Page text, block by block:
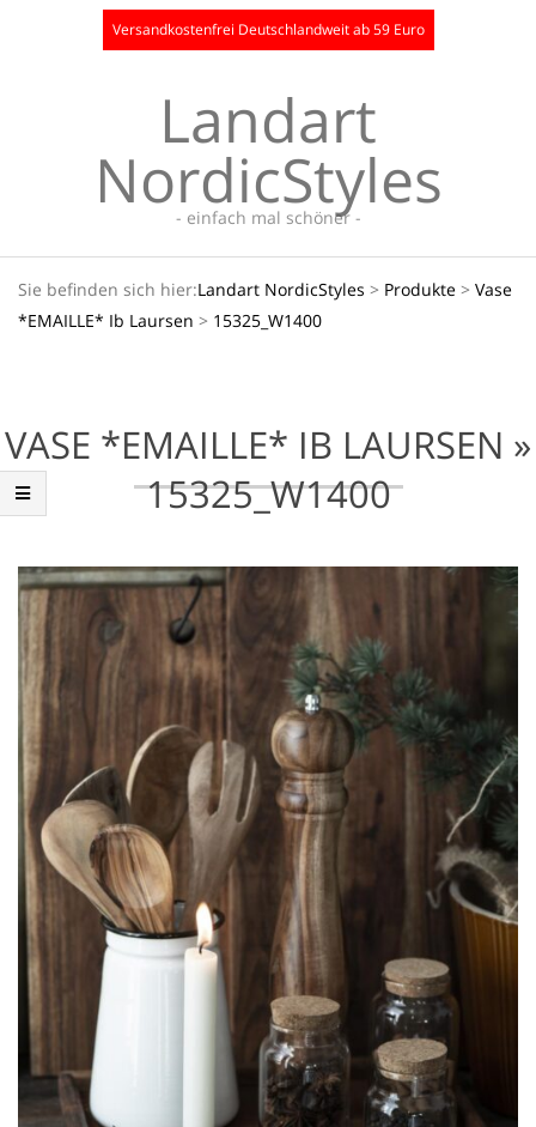
Versandkostenfrei Deutschlandweit ab 59 Euro
Landart
NordicStyles
- einfach mal schöner -
Navigation
Menu
Sie befinden sich hier:Landart NordicStyles > Produkte > Vase
*EMAILLE* Ib Laursen > 15325_W1400
VASE *EMAILLE* IB LAURSEN »
15325_W1400